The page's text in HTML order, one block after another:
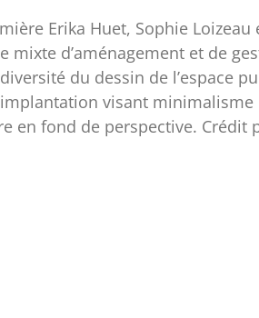
Erika Huet, Sophie
mixte d’aménagement et de
du dessin de l’espace
visant
en fond de perspective. Crédit